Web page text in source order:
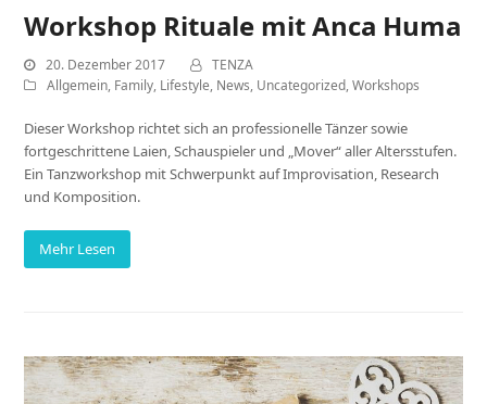
Workshop Rituale mit Anca Huma
20. Dezember 2017
TENZA
Allgemein, Family, Lifestyle, News, Uncategorized,Workshops
Dieser Workshop richtet sich an professionelle Tänzer sowie
fortgeschrittene Laien, Schauspieler und „Mover“ aller Altersstufen.
Ein Tanzworkshop mit Schwerpunkt auf Improvisation, Research
und Komposition.
Mehr Lesen